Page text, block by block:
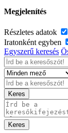
Megjelenítés
Részletes adatok
Iratonként egyben
Egyszerű keresés
Keres
Keres